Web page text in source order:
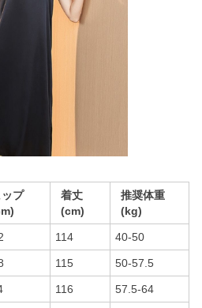
ップ
着丈
(cm)
推奨体重
(kg)
114 40-50
115 50-57.5
116 57.5-64